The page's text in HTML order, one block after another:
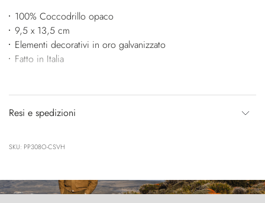
100% Coccodrillo opaco
9,5 x 13,5 cm
Elementi decorativi in oro galvanizzato
Fatto in Italia
Resi e spedizioni
SKU: PP308O-CSVH